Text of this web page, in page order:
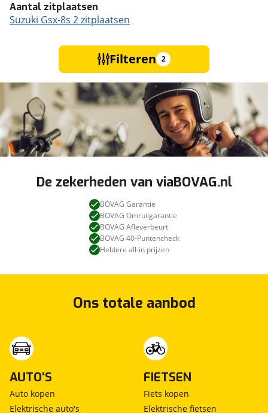
Aantal zitplaatsen
Suzuki Gsx-8s 2 zitplaatsen
Filteren 2
De zekerheden van viaBOVAG.nl
BOVAG Garantie
BOVAG Omruilgarantie
BOVAG Afleverbeurt
BOVAG 40-Puntencheck
Heldere all-in prijzen
Ons totale aanbod
AUTO'S
Auto kopen
Elektrische auto's
FIETSEN
Fiets kopen
Elektrische fietsen